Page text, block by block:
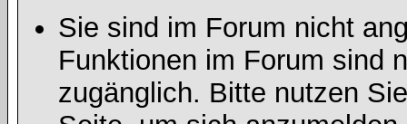
Sie sind im Forum nicht
Funktionen im Forum sind
zugänglich. Bitte nutzen